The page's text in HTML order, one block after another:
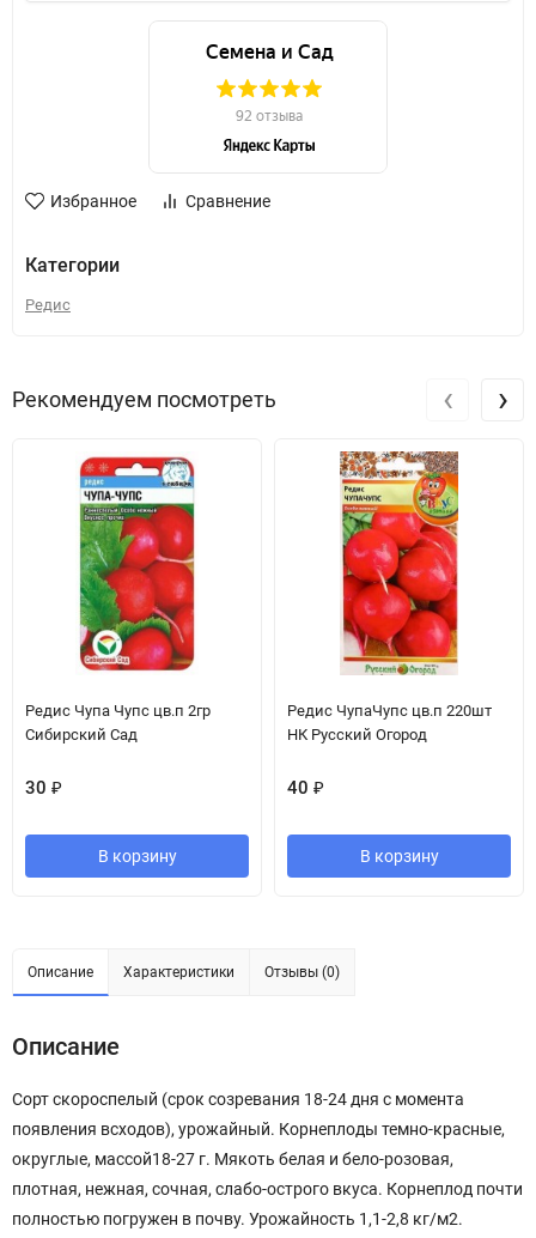
Избранное Сравнение
Категории
Редис
Рекомендуем посмотреть
Редис Чупа Чупс цв.п 2гр
Сибирский Сад
30 ₽
В корзину
Редис ЧупаЧупс цв.п 220шт
НК Русский Огород
40 ₽
В корзину
‹ ›
Описание Характеристики Отзывы (0)
Описание
Сорт скороспелый (срок созревания 18-24 дня с момента
появления всходов), урожайный. Корнеплоды темно-красные,
округлые, массой18-27 г. Мякоть белая и бело-розовая,
плотная, нежная, сочная, слабо-острого вкуса. Корнеплод почти
полностью погружен в почву. Урожайность 1,1-2,8 кг/м2.